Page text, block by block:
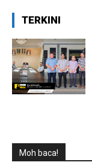
TERKINI
Moh baca!